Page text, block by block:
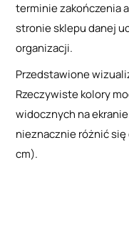
terminie zakończenia
stronie sklepu danej
organizacji.
Przedstawione
Rzeczywiste kolory
widocznych na
nieznacznie różnić
cm).